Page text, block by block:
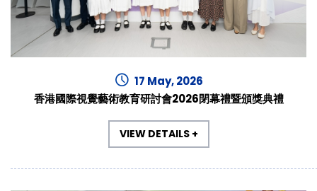
17 May, 2026
香港國際視覺藝術教育研討會2026閉幕禮暨頒獎典禮
VIEW DETAILS +